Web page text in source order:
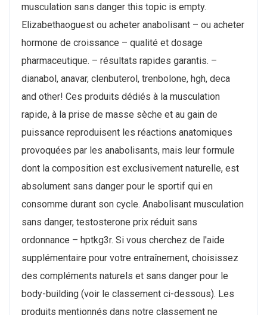
musculation sans danger this topic is empty.
Elizabethaoguest ou acheter anabolisant – ou acheter
hormone de croissance – qualité et dosage
pharmaceutique. – résultats rapides garantis. –
dianabol, anavar, clenbuterol, trenbolone, hgh, deca
and other! Ces produits dédiés à la musculation
rapide, à la prise de masse sèche et au gain de
puissance reproduisent les réactions anatomiques
provoquées par les anabolisants, mais leur formule
dont la composition est exclusivement naturelle, est
absolument sans danger pour le sportif qui en
consomme durant son cycle. Anabolisant musculation
sans danger, testosterone prix réduit sans
ordonnance – hptkg3r. Si vous cherchez de l'aide
supplémentaire pour votre entraînement, choisissez
des compléments naturels et sans danger pour le
body-building (voir le classement ci-dessous). Les
produits mentionnés dans notre classement ne